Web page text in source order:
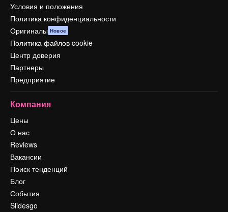
Условия и положения
Политика конфиденциальности
Оригиналы Новое
Политика файлов cookie
Центр доверия
Партнеры
Предприятие
Компания
Цены
О нас
Reviews
Вакансии
Поиск тенденций
Блог
События
Slidesgo